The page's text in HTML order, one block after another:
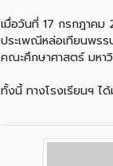
เมื่อวันที่ 17 กรกฎาคม
ประเพณีหล่อเทียนพรร
คณะศึกษาศาสตร์ มหา
ทั้งนี้ ทางโรงเรียนฯ